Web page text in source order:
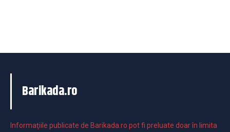
Barikada.ro
Informaţiile publicate de Barikada.ro pot fi preluate doar în limita